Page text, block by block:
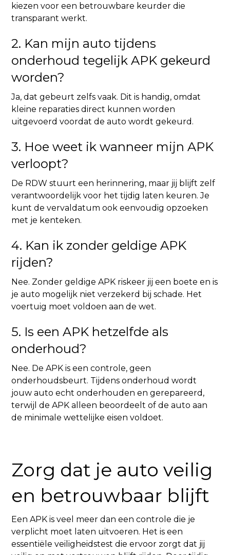
kiezen voor een betrouwbare keurder die
transparant werkt.
2. Kan mijn auto tijdens
onderhoud tegelijk APK gekeurd
worden?
Ja, dat gebeurt zelfs vaak. Dit is handig, omdat
kleine reparaties direct kunnen worden
uitgevoerd voordat de auto wordt gekeurd.
3. Hoe weet ik wanneer mijn APK
verloopt?
De RDW stuurt een herinnering, maar jij blijft zelf
verantwoordelijk voor het tijdig laten keuren. Je
kunt de vervaldatum ook eenvoudig opzoeken
met je kenteken.
4. Kan ik zonder geldige APK
rijden?
Nee. Zonder geldige APK riskeer jij een boete en is
je auto mogelijk niet verzekerd bij schade. Het
voertuig moet voldoen aan de wet.
5. Is een APK hetzelfde als
onderhoud?
Nee. De APK is een controle, geen
onderhoudsbeurt. Tijdens onderhoud wordt
jouw auto echt onderhouden en gerepareerd,
terwijl de APK alleen beoordeelt of de auto aan
de minimale wettelijke eisen voldoet.
Zorg dat je auto veilig
en betrouwbaar blijft
Een APK is veel meer dan een controle die je
verplicht moet laten uitvoeren. Het is een
essentiële veiligheidstest die ervoor zorgt dat jij